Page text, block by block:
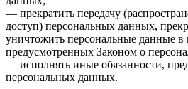
— прекратить передачу
доступ) персональных данных,
уничтожить персональные данные в
предусмотренных Законом о
— исполнять иные обязанности,
персональных данных.